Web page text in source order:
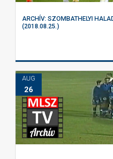
ARCHÍV: SZOMBATHELYI
(2018.08.25.)
AUG
26